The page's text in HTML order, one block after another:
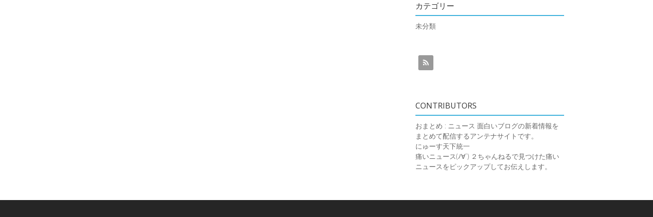
カテゴリー
未分類
CONTRIBUTORS
おまとめ : ニュース 面白いブログの新着情報を
まとめて配信するアンテナサイトです。
にゅーす天下統一
痛いニュース(ﾉ∀`) ２ちゃんねるで見つけた痛い
ニュースをピックアップしてお伝えします。